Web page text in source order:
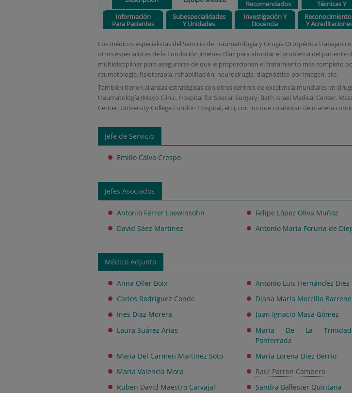
Recomendados
Técnicas Y
Información
Para Pacientes
Subespecialidades
Y Unidades
Investigación Y
Docencia
Y
Los médicos especialistas del Servicio de Traumatología y Cirugía Ortopédica trabajan
otros especialistas de la Fundación Jiménez Díaz para abordar el problema del paciente
multidisciplinar para asegurarse de que le proporcionan el tratamiento más completo
reumatología, fisioterapia, rehabilitación, neurocirugía, diagnóstico por imagen, etc.
También tienen alianzas estratégicas con otros centros de excelencia mundiales en
traumatología (Mayo Clinic, Hospital for Special Surgery, Beth Israel Medical Center,
Center, University College London Hospital, etc), con los que colaboran de manera
Jefe de Servicio
Emilio Calvo Crespo
Jefes Asociados
Antonio Ferrer Loewinsohn
Felipe López Oliva Muñoz
David Sáez Martínez
Antonio María Foruria de
Médico Adjunto
Anna Oller Boix
Antonio Luis Hernández Diez
Carlos Rodríguez Conde
Diana María Morcillo
Ines Diaz Morera
Juan Ignacio Masa Gómez
Laura Suárez Arias
Maria De La
Ponferrada
Maria Del Carmen Martinez Soto
María Lorena Diez Berrio
María Valencia Mora
Raúl Parron Cambero
Ruben David Maestro Carvajal
Sandra Ballester Quintana